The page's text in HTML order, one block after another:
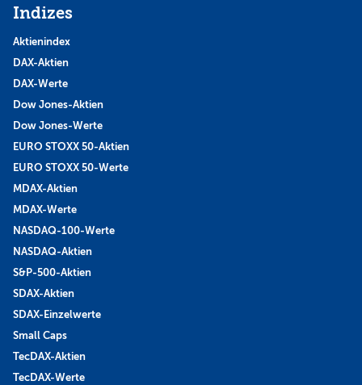
Indizes
Aktienindex
DAX-Aktien
DAX-Werte
Dow Jones-Aktien
Dow Jones-Werte
EURO STOXX 50-Aktien
EURO STOXX 50-Werte
MDAX-Aktien
MDAX-Werte
NASDAQ-100-Werte
NASDAQ-Aktien
S&P-500-Aktien
SDAX-Aktien
SDAX-Einzelwerte
Small Caps
TecDAX-Aktien
TecDAX-Werte